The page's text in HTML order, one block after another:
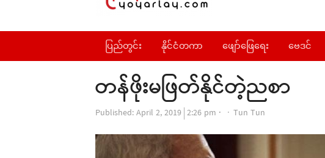
ပြည်တွင်း နိုင်ငံတကာ ဖျော်ဖြေရေး ဗေဒင်
တန်ဖိုးမဖြတ်နိုင်တဲ့ညစာ
Published:April 2, 2019 2:26 pm Author
Tun Tun